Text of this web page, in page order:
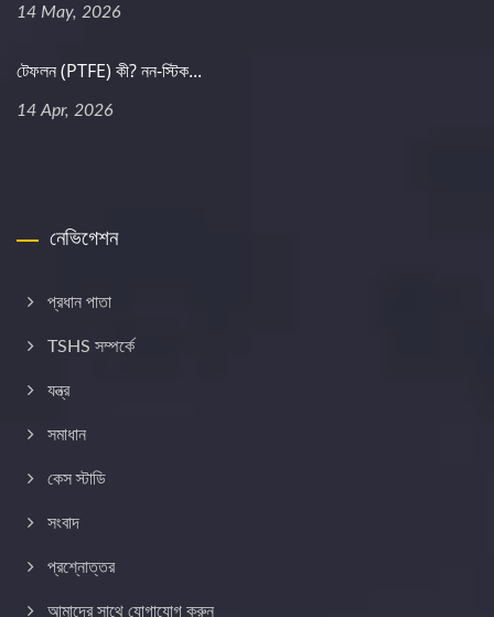
14 May, 2026
টেফলন (PTFE) কী? নন-স্টিক...
14 Apr, 2026
নেভিগেশন
প্রধান পাতা
TSHS সম্পর্কে
যন্ত্র
সমাধান
কেস স্টাডি
সংবাদ
প্রশ্নোত্তর
আমাদের সাথে যোগাযোগ করুন